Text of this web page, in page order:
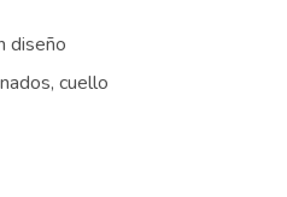
diseño
cuello